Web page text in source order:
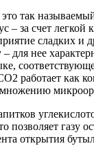
так
– за счет легкой
сладких и
для нее
работает как
позволяет газу
открытия